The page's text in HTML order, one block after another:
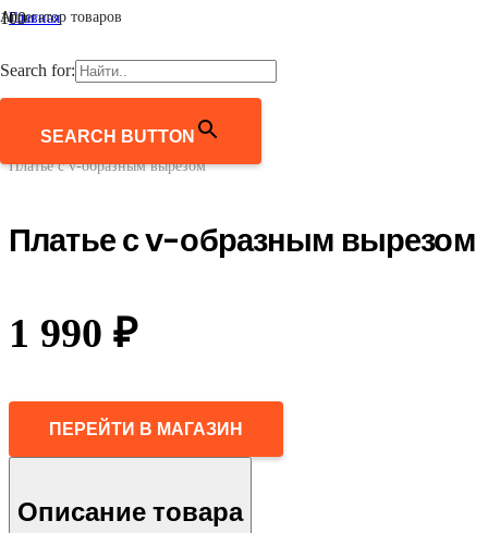
Агрегатор товаров
Search for:
SEARCH BUTTON
Главная
/
Платья и сарафаны
Платье с v-образным вырезом
Платье с v-образным вырезом
1 990 ₽
ПЕРЕЙТИ В МАГАЗИН
Описание товара